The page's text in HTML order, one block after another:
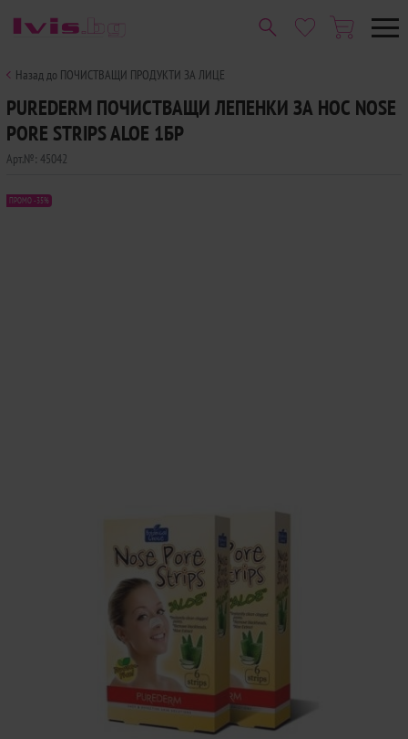
Назад до ПОЧИСТВАЩИ ПРОДУКТИ ЗА ЛИЦЕ
PUREDERM ПОЧИСТВАЩИ ЛЕПЕНКИ ЗА НОС NOSE
PORE STRIPS ALOE 1БР
Арт.№: 45042
ПРОМО -35%